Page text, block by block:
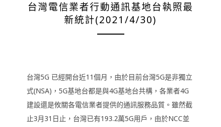
台灣電信業者行動通訊基地台執照最
新統計(2021/4/30)
台灣5G 已經開台近11個月，由於目前台灣5G是非獨立
式(NSA)，5G基地台都是與4G基地台共構，各業者4G
建設還是攸關各電信業者提供的通訊服務品質。雖然截
止3月31日止，台灣已有193.2萬5G用戶，由於NCC並